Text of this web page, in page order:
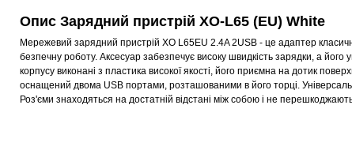
Опис Зарядний пристрій XO-L65 (EU) White
Мережевий зарядний пристрій XO L65EU 2.4A 2USB - це адаптер
безпечну роботу. Аксесуар забезпечує високу швидкість зарядки, а
корпусу виконані з пластика високої якості, його приємна на дотик
оснащений двома USB портами, розташованими в його торці.
Роз'єми знаходяться на достатній відстані між собою і не